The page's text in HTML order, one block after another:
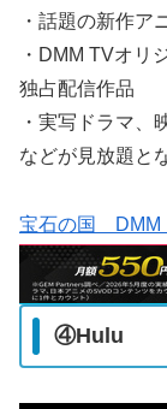
・話題の新作ア
・DMM TVオリ
独占配信作品
・実写ドラマ、
などが見放題と
宝石の国
④Hulu